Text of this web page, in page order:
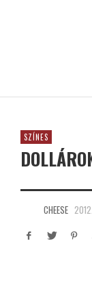
SZÍNES
CHEESE